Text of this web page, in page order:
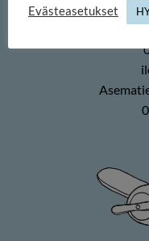
Evästeasetukset